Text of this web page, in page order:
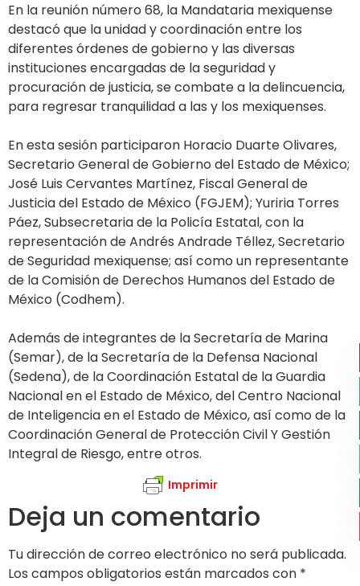
En la reunión número 68, la Mandataria mexiquense
destacó que la unidad y coordinación entre los
diferentes órdenes de gobierno y las diversas
instituciones encargadas de la seguridad y
procuración de justicia, se combate a la delincuencia,
para regresar tranquilidad a las y los mexiquenses.
En esta sesión participaron Horacio Duarte Olivares,
Secretario General de Gobierno del Estado de México;
José Luis Cervantes Martínez, Fiscal General de
Justicia del Estado de México (FGJEM); Yuriria Torres
Páez, Subsecretaria de la Policía Estatal, con la
representación de Andrés Andrade Téllez, Secretario
de Seguridad mexiquense; así como un representante
de la Comisión de Derechos Humanos del Estado de
México (Codhem).
Además de integrantes de la Secretaría de Marina
(Semar), de la Secretaría de la Defensa Nacional
(Sedena), de la Coordinación Estatal de la Guardia
Nacional en el Estado de México, del Centro Nacional
de Inteligencia en el Estado de México, así como de la
Coordinación General de Protección Civil Y Gestión
Integral de Riesgo, entre otros.
Imprimir
Deja un comentario
Tu dirección de correo electrónico no será publicada.
Los campos obligatorios están marcados con *